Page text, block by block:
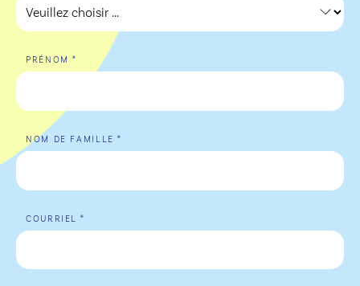
PRÉNOM *
NOM DE FAMILLE *
COURRIEL *